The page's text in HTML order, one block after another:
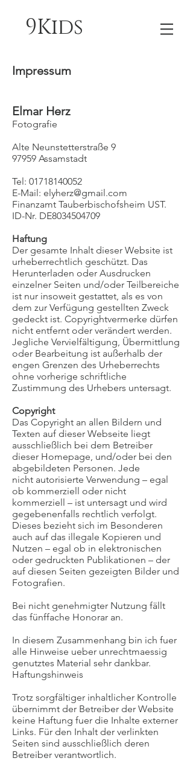
9Kids
Impressum
Elmar Herz
Fotografie
Alte Neunstetterstraße 9
97959 Assamstadt
Tel: 01718140052
E-Mail: elyherz@gmail.com
Finanzamt Tauberbischofsheim UST.
ID-Nr. DE8034504709
Haftung
Der gesamte Inhalt dieser Website ist
urheberrechtlich geschützt. Das
Herunterladen oder Ausdrucken
einzelner Seiten und/oder Teilbereiche
ist nur insoweit gestattet, als es von
dem zur Verfügung gestellten Zweck
gedeckt ist. Copyrightvermerke dürfen
nicht entfernt oder verändert werden.
Jegliche Vervielfältigung, Übermittlung
oder Bearbeitung ist außerhalb der
engen Grenzen des Urheberrechts
ohne vorherige schriftliche
Zustimmung des Urhebers untersagt.
Copyright
Das Copyright an allen Bildern und
Texten auf dieser Webseite liegt
ausschließlich bei dem Betreiber
dieser Homepage, und/oder bei den
abgebildeten Personen. Jede
nicht autorisierte Verwendung – egal
ob kommerziell oder nicht
kommerziell – ist untersagt und wird
gegebenenfalls rechtlich verfolgt.
Dieses bezieht sich im Besonderen
auch auf das illegale Kopieren und
Nutzen – egal ob in elektronischen
oder gedruckten Publikationen – der
auf diesen Seiten gezeigten Bilder und
Fotografien.
Bei nicht genehmigter Nutzung fällt
das fünffache Honorar an.
In diesem Zusammenhang bin ich fuer
alle Hinweise ueber unrechtmaessig
genutztes Material sehr dankbar.
Haftungshinweis
Trotz sorgfältiger inhaltlicher Kontrolle
übernimmt der Betreiber der Website
keine Haftung fuer die Inhalte externer
Links. Für den Inhalt der verlinkten
Seiten sind ausschließlich deren
Betreiber verantwortlich.